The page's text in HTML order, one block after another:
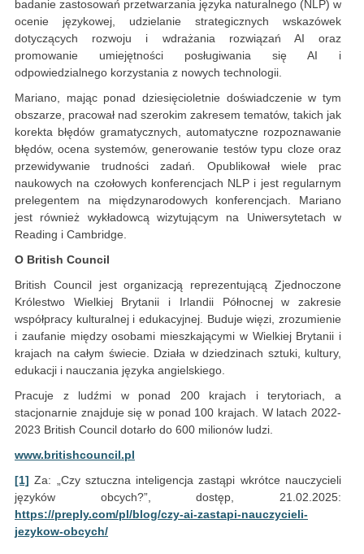
badanie zastosowań przetwarzania języka naturalnego (NLP) w
ocenie językowej, udzielanie strategicznych wskazówek
dotyczących rozwoju i wdrażania rozwiązań AI oraz
promowanie umiejętności posługiwania się AI i
odpowiedzialnego korzystania z nowych technologii.
Mariano, mając ponad dziesięcioletnie doświadczenie w tym
obszarze, pracował nad szerokim zakresem tematów, takich jak
korekta błędów gramatycznych, automatyczne rozpoznawanie
błędów, ocena systemów, generowanie testów typu cloze oraz
przewidywanie trudności zadań. Opublikował wiele prac
naukowych na czołowych konferencjach NLP i jest regularnym
prelegentem na międzynarodowych konferencjach. Mariano
jest również wykładowcą wizytującym na Uniwersytetach w
Reading i Cambridge.
O British Council
British Council jest organizacją reprezentującą Zjednoczone
Królestwo Wielkiej Brytanii i Irlandii Północnej w zakresie
współpracy kulturalnej i edukacyjnej. Buduje więzi, zrozumienie
i zaufanie między osobami mieszkającymi w Wielkiej Brytanii i
krajach na całym świecie. Działa w dziedzinach sztuki, kultury,
edukacji i nauczania języka angielskiego.
Pracuje z ludźmi w ponad 200 krajach i terytoriach, a
stacjonarnie znajduje się w ponad 100 krajach. W latach 2022-
2023 British Council dotarło do 600 milionów ludzi.
www.britishcouncil.pl
[1] Za: „Czy sztuczna inteligencja zastąpi wkrótce nauczycieli
języków obcych?”, dostęp, 21.02.2025:
https://preply.com/pl/blog/czy-ai-zastapi-nauczycieli-
jezykow-obcych/